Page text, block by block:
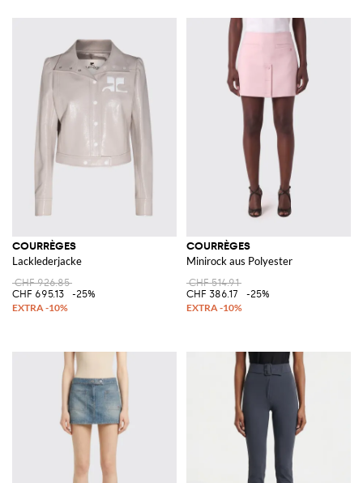
COURRÈGES
Lacklederjacke
CHF 926.85
CHF 695.13
-25%
COURRÈGES
Minirock aus Polyester
CHF 514.91
CHF 386.17
-25%